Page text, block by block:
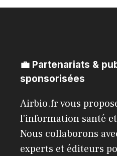
💼 Partenariats &
sponsorisées
Airbio.fr vous
l'information santé
Nous collaborons
experts et éditeurs